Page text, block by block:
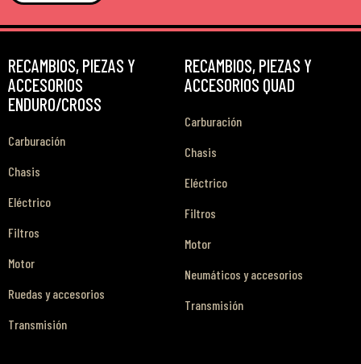
RECAMBIOS, PIEZAS Y
ACCESORIOS
ENDURO/CROSS
Carburación
Chasis
Eléctrico
Filtros
Motor
Ruedas y accesorios
Transmisión
RECAMBIOS, PIEZAS Y
ACCESORIOS QUAD
Carburación
Chasis
Eléctrico
Filtros
Motor
Neumáticos y accesorios
Transmisión